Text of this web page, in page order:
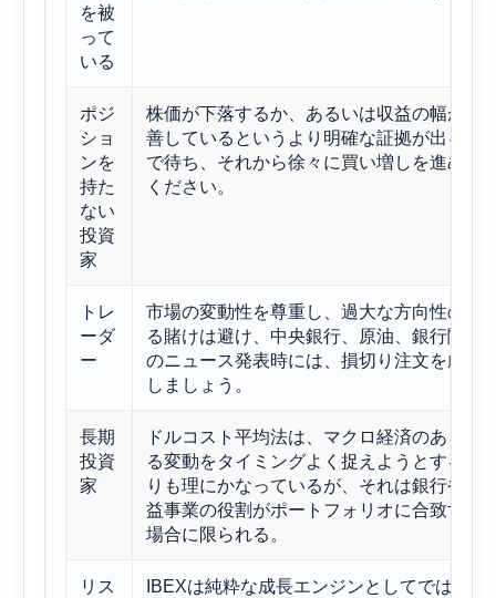
を被
って
いる
ポジ
ショ
ンを
持た
ない
投資
家
株価が下落するか、あるいは収益の幅が改
善しているというより明確な証拠が出るま
で待ち、それから徐々に買い増しを進めて
ください。
トレ
ーダ
ー
市場の変動性を尊重し、過大な方向性のあ
る賭けは避け、中央銀行、原油、銀行関連
のニュース発表時には、損切り注文を厳守
しましょう。
長期
投資
家
ドルコスト平均法は、マクロ経済のあらゆ
る変動をタイミングよく捉えようとするよ
りも理にかなっているが、それは銀行や公
益事業の役割がポートフォリオに合致する
場合に限られる。
リス
IBEXは純粋な成長エンジンとしてではな